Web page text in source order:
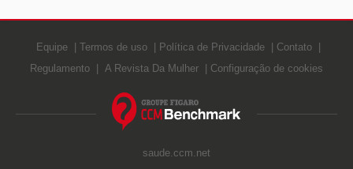
Equipe Termos de uso Política de Privacidade
Contato
Regulamento
A Revista Da Mulher Configuração de cookies
saude.ccm.net